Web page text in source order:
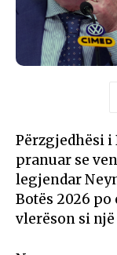
Përzgjedhësi i
pranuar se
legjendar
Botës 2026 po
vlerëson si